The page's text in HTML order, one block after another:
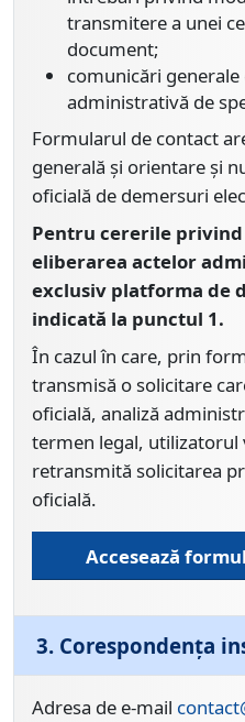
transmitere a unei
document;
comunicări
administrativă de
Formularul de contact
generală și orientare și
oficială de demersuri
Pentru cererile
eliberarea actelor
exclusiv platforma de
indicată la punctul 1.
În cazul în care, prin
transmisă o solicitare
oficială, analiză
termen legal, utilizatorul
retransmită solicitarea
oficială.
Accesează
3. Corespondența
Adresa de e-mail